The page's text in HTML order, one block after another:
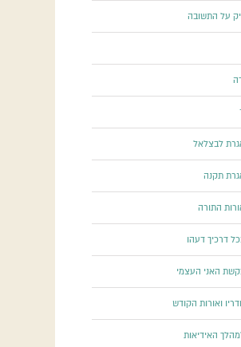
על התשובה
לבצלאל
תקנה
התורה
דרכיך דעהו
האני העצמי
ואורות הקודש
האידיאות